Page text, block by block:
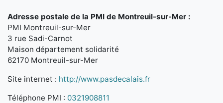
Adresse postale de la PMI de Montreuil-sur-Mer :
PMI Montreuil-sur-Mer
3 rue Sadi-Carnot
Maison département solidarité
62170 Montreuil-sur-Mer
Site internet : http://www.pasdecalais.fr
Téléphone PMI : 0321908811